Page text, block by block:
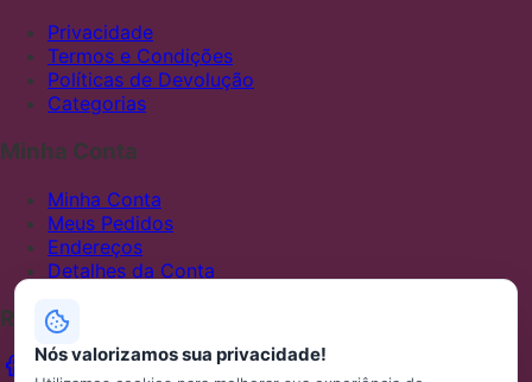
Privacidade
Termos e Condições
Políticas de Devolução
Categorias
Minha Conta
Minha Conta
Meus Pedidos
Endereços
Detalhes da Conta
Redes Sociais
Nós valorizamos sua privacidade!